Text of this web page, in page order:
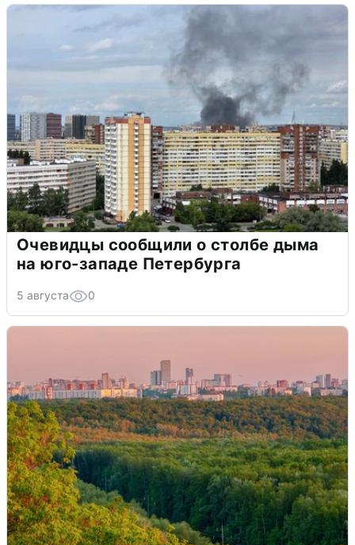
Очевидцы сообщили о столбе дыма
на юго-западе Петербурга
5 августа 0